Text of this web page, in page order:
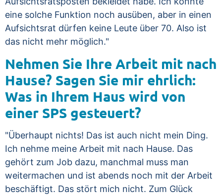
eine solche Funktion noch ausüben, aber in einen
Aufsichtsrat dürfen keine Leute über 70. Also ist
das nicht mehr möglich."
Nehmen Sie Ihre Arbeit mit nach
Hause? Sagen Sie mir ehrlich:
Was in Ihrem Haus wird von
einer SPS gesteuert?
"Überhaupt nichts! Das ist auch nicht mein Ding.
Ich nehme meine Arbeit mit nach Hause. Das
gehört zum Job dazu, manchmal muss man
weitermachen und ist abends noch mit der Arbeit
beschäftigt. Das stört mich nicht. Zum Glück